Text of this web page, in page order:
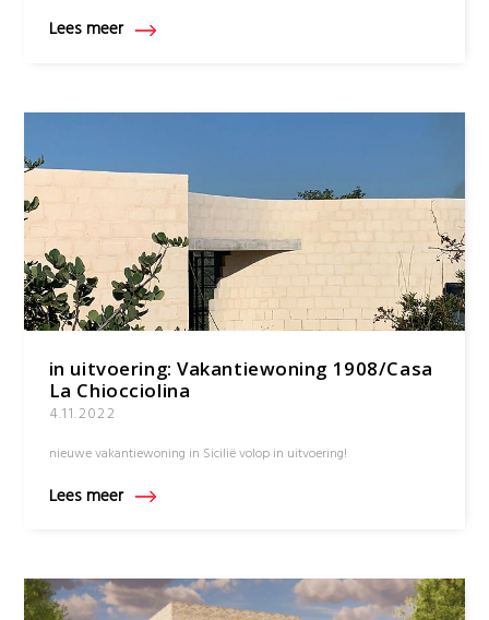
Lees meer
in uitvoering: Vakantiewoning 1908/Casa
La Chiocciolina
4.11.2022
nieuwe vakantiewoning in Sicilië volop in uitvoering!
Lees meer